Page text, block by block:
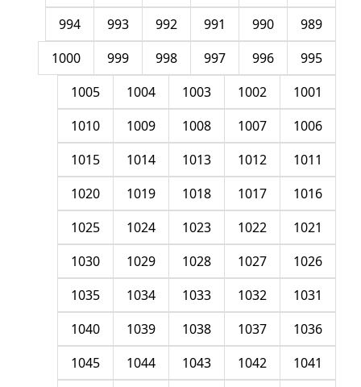
989
990
991
992
993
994
995
996
997
998
999
1000
1001
1002
1003
1004
1005
1006
1007
1008
1009
1010
1011
1012
1013
1014
1015
1016
1017
1018
1019
1020
1021
1022
1023
1024
1025
1026
1027
1028
1029
1030
1031
1032
1033
1034
1035
1036
1037
1038
1039
1040
1041
1042
1043
1044
1045